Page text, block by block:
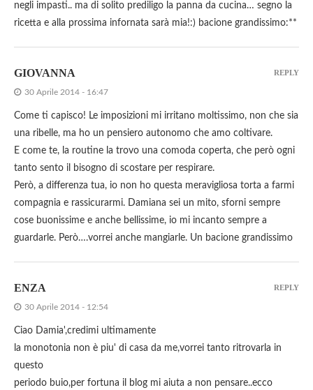
negli impasti.. ma di solito prediligo la panna da cucina… segno la
ricetta e alla prossima infornata sarà mia!:) bacione grandissimo:**
GIOVANNA
30 Aprile 2014 - 16:47
Come ti capisco! Le imposizioni mi irritano moltissimo, non che sia
una ribelle, ma ho un pensiero autonomo che amo coltivare.
E come te, la routine la trovo una comoda coperta, che però ogni
tanto sento il bisogno di scostare per respirare.
Però, a differenza tua, io non ho questa meravigliosa torta a farmi
compagnia e rassicurarmi. Damiana sei un mito, sforni sempre
cose buonissime e anche bellissime, io mi incanto sempre a
guardarle. Però….vorrei anche mangiarle. Un bacione grandissimo
REPLY
ENZA
30 Aprile 2014 - 12:54
Ciao Damia',credimi ultimamente
la monotonia non è piu' di casa da me,vorrei tanto ritrovarla in
questo
periodo buio,per fortuna il blog mi aiuta a non pensare..ecco
REPLY